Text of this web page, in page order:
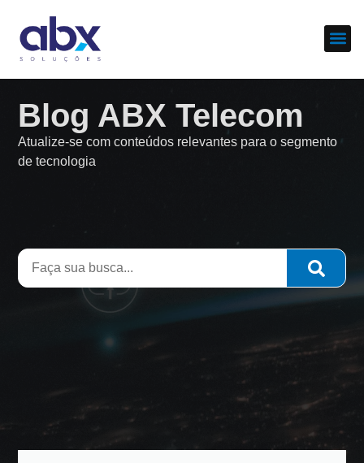
Blog ABX Telecom
Atualize-se com conteúdos relevantes para o segmento
de tecnologia